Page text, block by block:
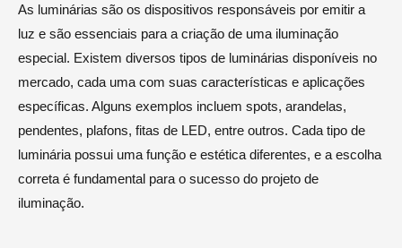
As luminárias são os dispositivos responsáveis por emitir a
luz e são essenciais para a criação de uma iluminação
especial. Existem diversos tipos de luminárias disponíveis no
mercado, cada uma com suas características e aplicações
específicas. Alguns exemplos incluem spots, arandelas,
pendentes, plafons, fitas de LED, entre outros. Cada tipo de
luminária possui uma função e estética diferentes, e a escolha
correta é fundamental para o sucesso do projeto de
iluminação.